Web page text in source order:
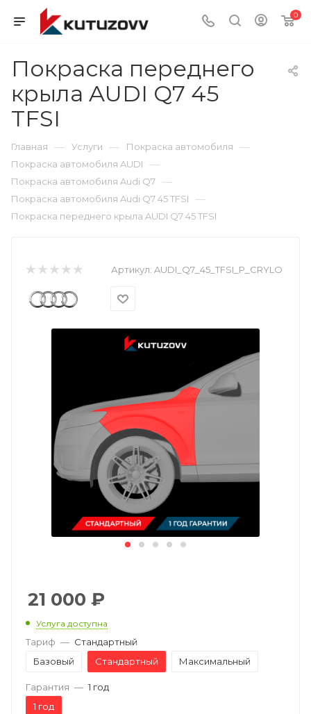
0
Покраска переднего
крыла AUDI Q7 45
TFSI
Главная — Услуги — Покраска автомобиля —
Покраска автомобиля AUDI —
Покраска автомобиля Audi Q7 —
Покраска автомобиля Audi Q7 45 TFSI —
Покраска переднего крыла AUDI Q7 45 TFSI
Артикул: AUDI_Q7_45_TFSI_P_CRYLO
21 000 ₽
Услуга доступна
Тариф — Стандартный
Базовый
Стандартный Максимальный
Гарантия — 1 год
1 год